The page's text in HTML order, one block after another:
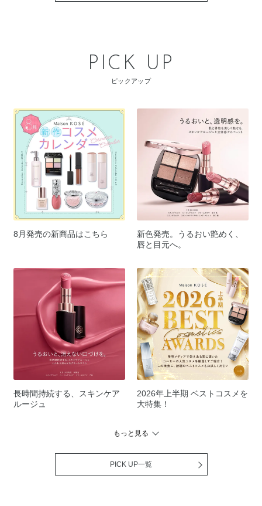
PICK UP
ピックアップ
8月発売の新商品はこちら
新色発売。うるおい艶めく、
唇と目元へ。
長時間持続する、スキンケア
ルージュ
2026年上半期 ベストコスメを
大特集！
もっと見る
PICK UP一覧